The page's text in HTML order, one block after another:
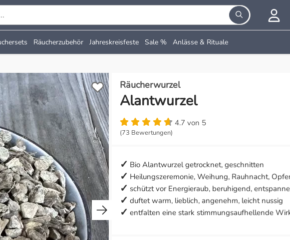
Räucherzubehör Jahreskreisfeste Sale % Anlässe & Rituale
Räucherwurzel
Alantwurzel
4.7 von 5
(73 Bewertungen)
Bio Alantwurzel getrocknet, geschnitten
Heilungszeremonie, Weihung, Rauhnacht,
schützt vor Energieraub, beruhigend,
duftet warm, lieblich, angenehm, leicht nussig
entfalten eine stark stimmungsaufhellende